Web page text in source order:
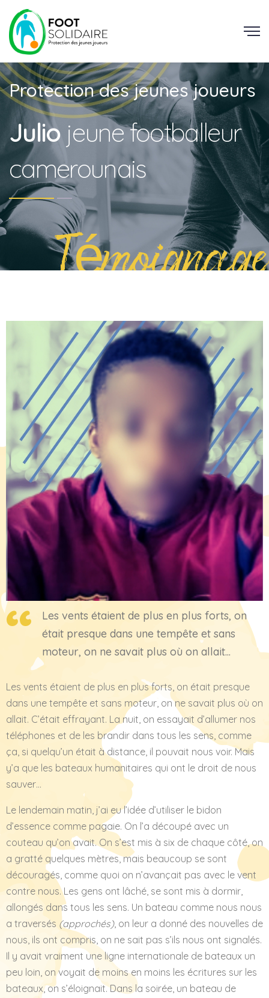
Protection des jeunes joueurs
Julio jeune footballeur
camerounais
Témoignage
Les vents étaient de plus en plus forts, on
était presque dans une tempête et sans
moteur, on ne savait plus où on allait...
Les vents étaient de plus en plus forts, on était presque
dans une tempête et sans moteur, on ne savait plus où on
allait. C’était effrayant. La nuit, on essayait d’allumer nos
téléphones et de les brandir dans tous les sens, comme
ça, si quelqu’un était à distance, il pouvait nous voir. Mais
y’a que les bateaux humanitaires qui ont le droit de nous
sauver…
Le lendemain matin, j’ai eu l’idée d’utiliser le bidon
d’essence comme pagaie. On l’a découpé avec un
couteau qu’on avait. On s’est mis à six de chaque côté, on
a gratté quelques mètres, mais beaucoup se sont
découragés, comme quoi on n’avançait pas avec le vent
contre nous. Les gens ont lâché, se sont mis à dormir,
allongés dans tous les sens. Un bateau comme nous nous
a traversés (approchés), on leur a donné des nouvelles de
nous, ils ont compris, on ne sait pas s’ils nous ont signalés.
Il y avait vraiment une ligne internationale de bateaux un
peu loin, on voyait de moins en moins les écritures sur les
bateaux, on s’éloignait. Dans la soirée, un bateau de